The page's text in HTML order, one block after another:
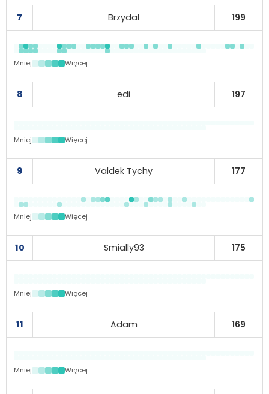
7 Brzydal 199
Mniej Więcej
8 edi 197
Mniej Więcej
9 Valdek Tychy 177
Mniej Więcej
10 Smially93 175
Mniej Więcej
11 Adam 169
Mniej Więcej